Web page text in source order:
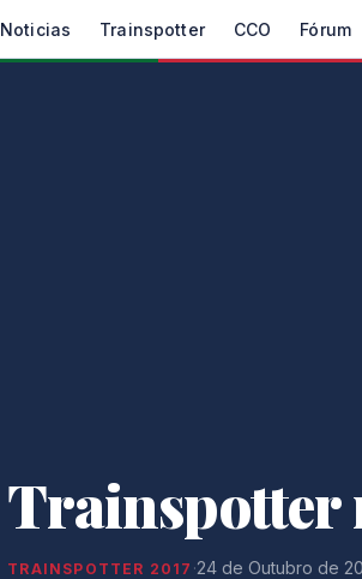
Noticias Trainspotter CCO Fórum
Trainspotter
TRAINSPOTTER 2017 ·24 de Outubro de